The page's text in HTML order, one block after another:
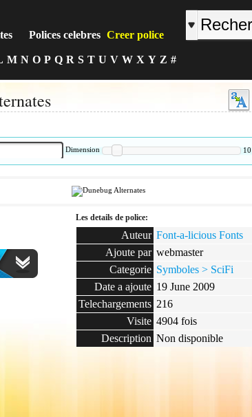
Polices celebres Creer police
M N O P Q R S T U V W X Y Z #
Dimension 10
Les details de police:
Auteur Font-a-licious Fonts
Ajoute par webmaster
Categorie Symboles > SciFi
Date a ajoute 19 June 2009
Telechargements 216
Visite 4904 fois
Description Non disponible